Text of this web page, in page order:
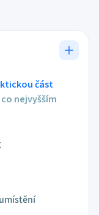
část
nejvyšším